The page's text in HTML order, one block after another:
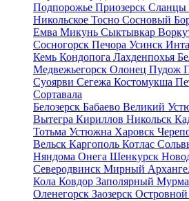
Подпорожье Приозерск Сланцы
Никольское Тосно Сосновый
Емва Микунь Сыктывкар
Сосногорск Печора Усинск Инта
Кемь Кондопога Лахденпохья
Медвежьегорск Олонец Пудож
Суоярви Сегежа Костомукша
Сортавала
Белозерск Бабаево Великий
Вытегра Кириллов Никольск
Тотьма Устюжна Харовск
Вельск Каргополь Котлас
Няндома Онега Шенкурск
Северодвинск Мирный
Кола Ковдор Заполярный
Оленегорск Заозерск Островной